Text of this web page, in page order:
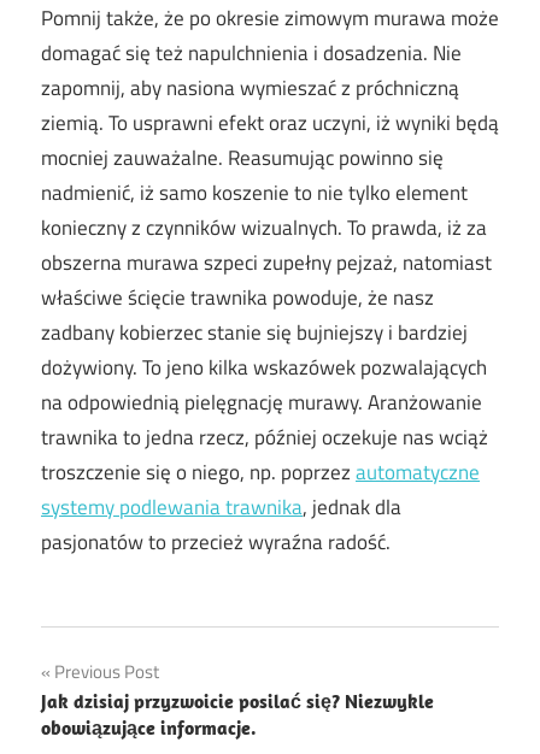
Pomnij także, że po okresie zimowym murawa może
domagać się też napulchnienia i dosadzenia. Nie
zapomnij, aby nasiona wymieszać z próchniczną
ziemią. To usprawni efekt oraz uczyni, iż wyniki będą
mocniej zauważalne. Reasumując powinno się
nadmienić, iż samo koszenie to nie tylko element
konieczny z czynników wizualnych. To prawda, iż za
obszerna murawa szpeci zupełny pejzaż, natomiast
właściwe ścięcie trawnika powoduje, że nasz
zadbany kobierzec stanie się bujniejszy i bardziej
dożywiony. To jeno kilka wskazówek pozwalających
na odpowiednią pielęgnację murawy. Aranżowanie
trawnika to jedna rzecz, później oczekuje nas wciąż
troszczenie się o niego, np. poprzezautomatyczne
systemy podlewania trawnika, jednak dla
pasjonatów to przecież wyraźna radość.
Nawigacja
wpisu
Previous Post
Jak dzisiaj przyzwoicie posilać się? Niezwykle
obowiązujące informacje.